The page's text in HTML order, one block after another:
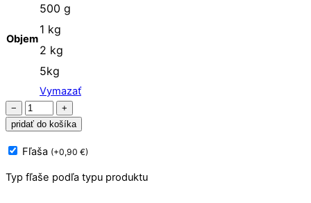
Objem
500 g
1 kg
2 kg
5kg
Vymazať
−
množstvo
PET
-
Čistič
+
pridať do košíka
Fľaša (+0,90 €)
Typ fľaše podľa typu produktu